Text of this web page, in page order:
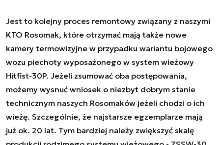
Jest to kolejny proces remontowy związany z naszymi
KTO Rosomak, które otrzymać mają także nowe
kamery termowizyjne w przypadku wariantu bojowego
wozu piechoty wyposażonego w system wieżowy
Hitfist-30P. Jeżeli zsumować oba postępowania,
możemy wysnuć wniosek o niezbyt dobrym stanie
technicznym naszych Rosomaków jeżeli chodzi o ich
wieżę. Szczególnie, że najstarsze egzemplarze mają
już ok. 20 lat. Tym bardziej należy zwiększyć skalę